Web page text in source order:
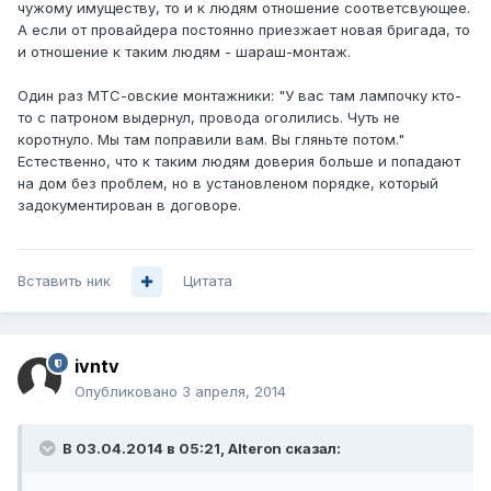
чужому имуществу, то и к людям отношение соответсвующее.
А если от провайдера постоянно приезжает новая бригада, то
и отношение к таким людям - шараш-монтаж.
Один раз МТС-овские монтажники: "У вас там лампочку кто-
то с патроном выдернул, провода оголились. Чуть не
коротнуло. Мы там поправили вам. Вы гляньте потом."
Естественно, что к таким людям доверия больше и попадают
на дом без проблем, но в установленом порядке, который
задокументирован в договоре.
Вставить ник Цитата
ivntv
Опубликовано 3 апреля, 2014
В 03.04.2014 в 05:21, Alteron сказал: